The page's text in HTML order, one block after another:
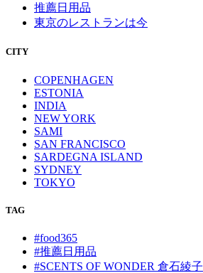
推薦日用品
東京のレストランは今
CITY
COPENHAGEN
ESTONIA
INDIA
NEW YORK
SAMI
SAN FRANCISCO
SARDEGNA ISLAND
SYDNEY
TOKYO
TAG
#food365
#推薦日用品
#SCENTS OF WONDER 倉石綾子